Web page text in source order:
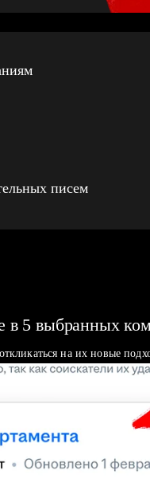
писем
5 выбранных
на их новые